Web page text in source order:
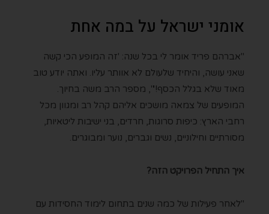
אומני ישראל על במה אחת
"אברהם פריד אומר לי בכל שנה: 'זה המופע הכי קשה
שאני עושה, והיחיד שלעולם לא אוותר עליו. ואתה יודע טוב
מאוד שלא בגלל הכסף!'", מספר הרב משה בחיוך.
המופעים של צמאה מושכים אליהם קהל רב ומגוון מכל
רחבי הארץ: כיפות סרוגות, חרדים, בני ישיבות ליטאיות,
מסורתיים וחילוניים, נשים וגברים, נוער ומבוגרים.
איך התחיל הפרויקט הזה?
"לאחר פעילות של כמה שנים בתחום לימוד החסידות עם